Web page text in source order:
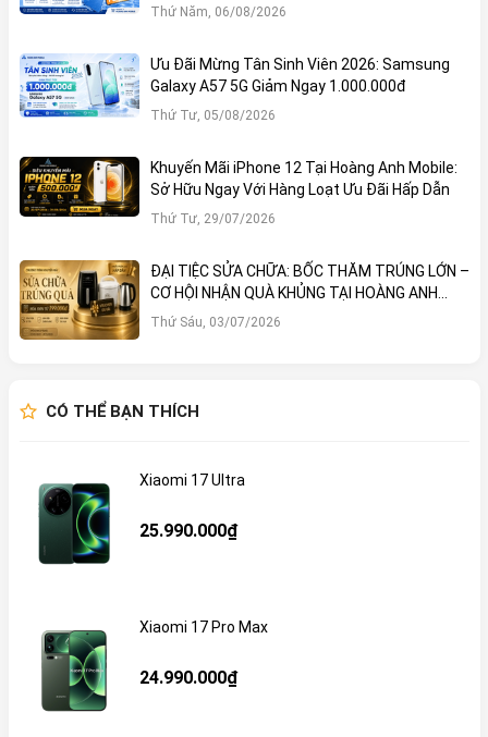
Thứ Năm, 06/08/2026
Ưu Đãi Mừng Tân Sinh Viên 2026: Samsung
Galaxy A57 5G Giảm Ngay 1.000.000đ
Thứ Tư, 05/08/2026
Khuyến Mãi iPhone 12 Tại Hoàng Anh Mobile:
Sở Hữu Ngay Với Hàng Loạt Ưu Đãi Hấp Dẫn
Thứ Tư, 29/07/2026
ĐẠI TIỆC SỬA CHỮA: BỐC THĂM TRÚNG LỚN –
CƠ HỘI NHẬN QUÀ KHỦNG TẠI HOÀNG ANH
MOBILE
Thứ Sáu, 03/07/2026
CÓ THỂ BẠN THÍCH
Xiaomi 17 Ultra
25.990.000₫
Xiaomi 17 Pro Max
24.990.000₫